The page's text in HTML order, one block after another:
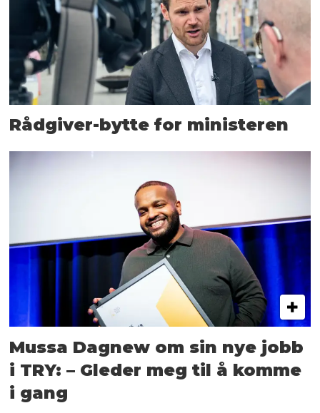
Rådgiver-bytte for ministeren
Mussa Dagnew om sin nye jobb
i TRY: – Gleder meg til å komme
i gang